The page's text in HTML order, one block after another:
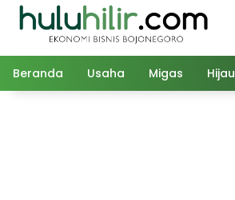
Langsung
Beranda Usaha Migas Hijau